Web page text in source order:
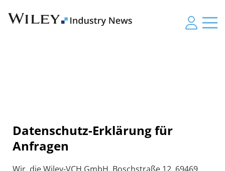
Datenschutz-Erklärung für
Anfragen